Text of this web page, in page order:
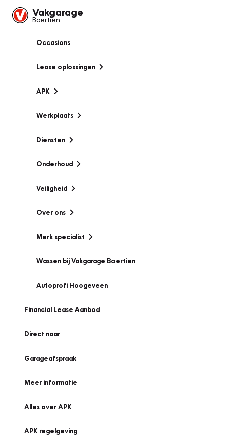
Vakgarage
Boertien
Occasions
Lease oplossingen
APK
Werkplaats
Diensten
Onderhoud
Veiligheid
Over ons
Merk specialist
Wassen bij Vakgarage Boertien
Autoprofi Hoogeveen
Financial Lease Aanbod
Direct naar
Garageafspraak
Meer informatie
Alles over APK
APK regelgeving